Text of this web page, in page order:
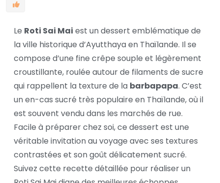
Le Roti Sai Mai est un dessert emblématique de
la ville historique d’Ayutthaya en Thaïlande. Il se
compose d’une fine crêpe souple et légèrement
croustillante, roulée autour de filaments de sucre
qui rappellent la texture de la barbapapa. C’est
un en-cas sucré très populaire en Thaïlande, où il
est souvent vendu dans les marchés de rue.
Facile à préparer chez soi, ce dessert est une
véritable invitation au voyage avec ses textures
contrastées et son goût délicatement sucré.
Suivez cette recette détaillée pour réaliser un